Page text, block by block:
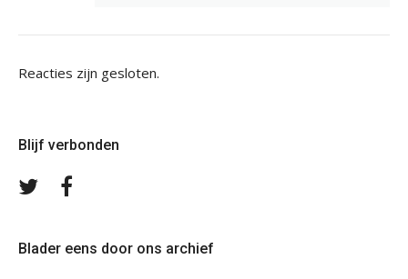
Reacties zijn gesloten.
Blijf verbonden
Volg
Blader eens door ons archief